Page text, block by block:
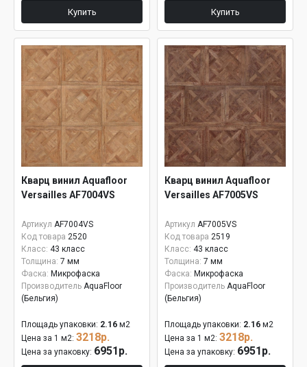
Купить Купить
Кварц винил Aquafloor
Versailles AF7004VS
Артикул AF7004VS
Код товара 2520
Класс: 43 класс
Толщина: 7 мм
Фаска: Микрофаска
Производитель AquaFloor
(Бельгия)
Площадь упаковки: 2.16 м2
Цена за 1 м2: 3218р.
Цена за упаковку: 6951р.
Кварц винил Aquafloor
Versailles AF7005VS
Артикул AF7005VS
Код товара 2519
Класс: 43 класс
Толщина: 7 мм
Фаска: Микрофаска
Производитель AquaFloor
(Бельгия)
Площадь упаковки: 2.16 м2
Цена за 1 м2: 3218р.
Цена за упаковку: 6951р.